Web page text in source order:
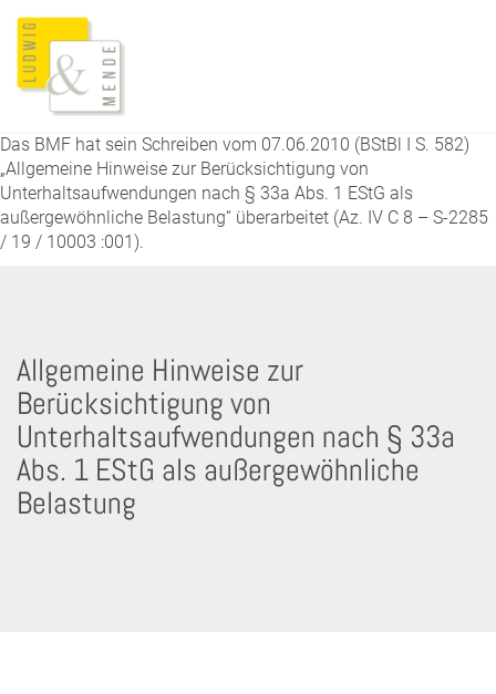
Das BMF hat sein Schreiben vom 07.06.2010 (BStBl I S. 582)
„Allgemeine Hinweise zur Berücksichtigung von
Unterhaltsaufwendungen nach § 33a Abs. 1 EStG als
außergewöhnliche Belastung“ überarbeitet (Az. IV C 8 – S-2285
/ 19 / 10003 :001).
Allgemeine Hinweise zur
Berücksichtigung von
Unterhaltsaufwendungen nach § 33a
Abs. 1 EStG als außergewöhnliche
Belastung